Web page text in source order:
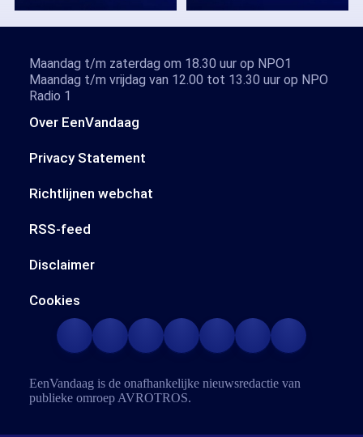
Over EenVandaag
Privacy Statement
Richtlijnen webchat
RSS-feed
Disclaimer
Cookies
Maandag t/m zaterdag om 18.30 uur op NPO1
Maandag t/m vrijdag van 12.00 tot 13.30 uur op NPO
Radio 1
EenVandaag is de onafhankelijke nieuwsredactie van
publieke omroep AVROTROS.